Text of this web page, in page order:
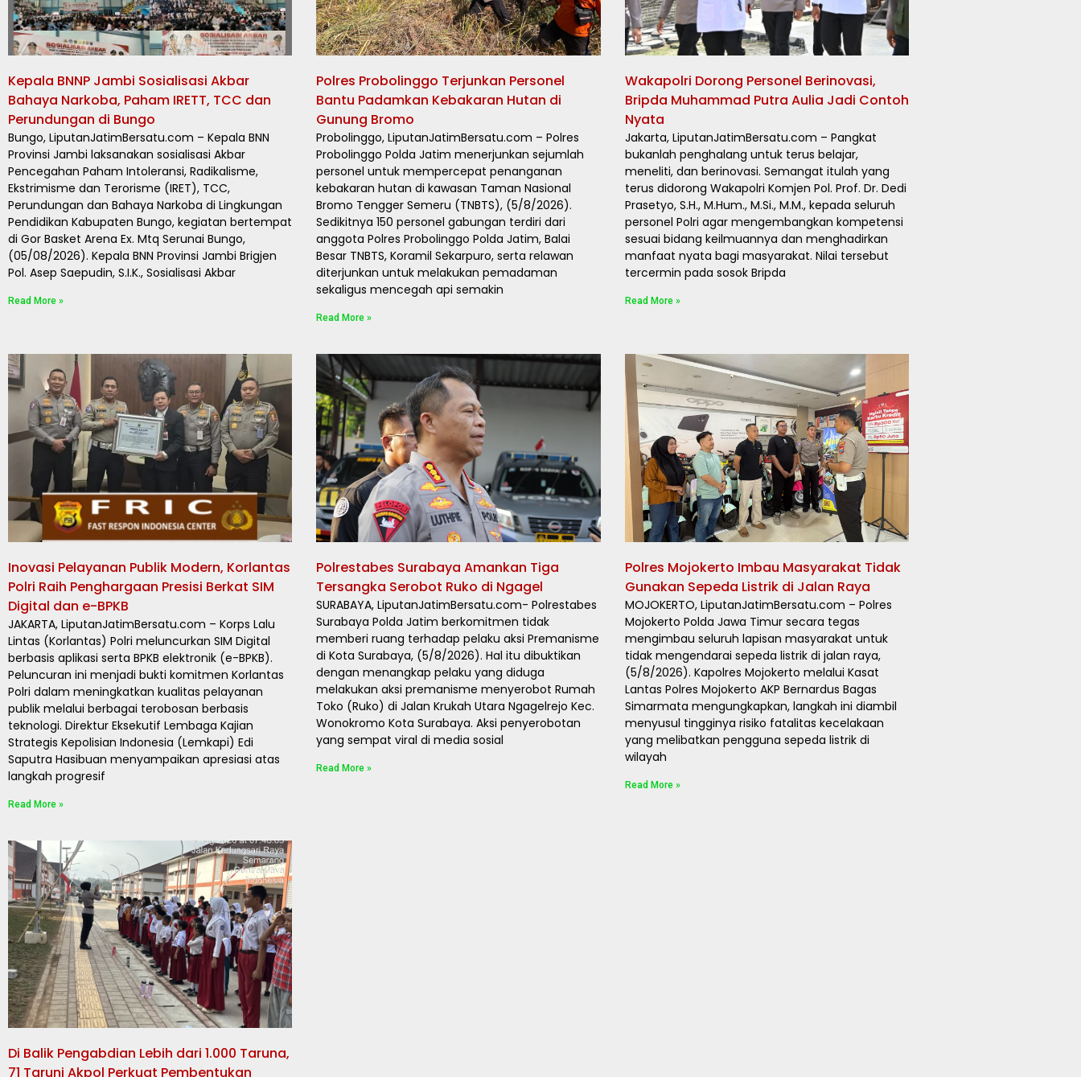
Kepala BNNP Jambi Sosialisasi Akbar
Bahaya Narkoba, Paham IRETT, TCC dan
Perundungan di Bungo
Bungo, LiputanJatimBersatu.com – Kepala BNN
Provinsi Jambi laksanakan sosialisasi Akbar
Pencegahan Paham Intoleransi, Radikalisme,
Ekstrimisme dan Terorisme (IRET), TCC,
Perundungan dan Bahaya Narkoba di Lingkungan
Pendidikan Kabupaten Bungo, kegiatan bertempat
di Gor Basket Arena Ex. Mtq Serunai Bungo,
(05/08/2026). Kepala BNN Provinsi Jambi Brigjen
Pol. Asep Saepudin, S.I.K., Sosialisasi Akbar
Read More »
Polres Probolinggo Terjunkan Personel
Bantu Padamkan Kebakaran Hutan di
Gunung Bromo
Probolinggo, LiputanJatimBersatu.com – Polres
Probolinggo Polda Jatim menerjunkan sejumlah
personel untuk mempercepat penanganan
kebakaran hutan di kawasan Taman Nasional
Bromo Tengger Semeru (TNBTS), (5/8/2026).
Sedikitnya 150 personel gabungan terdiri dari
anggota Polres Probolinggo Polda Jatim, Balai
Besar TNBTS, Koramil Sekarpuro, serta relawan
diterjunkan untuk melakukan pemadaman
sekaligus mencegah api semakin
Read More »
Wakapolri Dorong Personel Berinovasi,
Bripda Muhammad Putra Aulia Jadi Contoh
Nyata
Jakarta, LiputanJatimBersatu.com – Pangkat
bukanlah penghalang untuk terus belajar,
meneliti, dan berinovasi. Semangat itulah yang
terus didorong Wakapolri Komjen Pol. Prof. Dr. Dedi
Prasetyo, S.H., M.Hum., M.Si., M.M., kepada seluruh
personel Polri agar mengembangkan kompetensi
sesuai bidang keilmuannya dan menghadirkan
manfaat nyata bagi masyarakat. Nilai tersebut
tercermin pada sosok Bripda
Read More »
Inovasi Pelayanan Publik Modern, Korlantas
Polri Raih Penghargaan Presisi Berkat SIM
Digital dan e-BPKB
JAKARTA, LiputanJatimBersatu.com – Korps Lalu
Lintas (Korlantas) Polri meluncurkan SIM Digital
berbasis aplikasi serta BPKB elektronik (e-BPKB).
Peluncuran ini menjadi bukti komitmen Korlantas
Polri dalam meningkatkan kualitas pelayanan
publik melalui berbagai terobosan berbasis
teknologi. Direktur Eksekutif Lembaga Kajian
Strategis Kepolisian Indonesia (Lemkapi) Edi
Saputra Hasibuan menyampaikan apresiasi atas
langkah progresif
Read More »
Polrestabes Surabaya Amankan Tiga
Tersangka Serobot Ruko di Ngagel
SURABAYA, LiputanJatimBersatu.com- Polrestabes
Surabaya Polda Jatim berkomitmen tidak
memberi ruang terhadap pelaku aksi Premanisme
di Kota Surabaya, (5/8/2026). Hal itu dibuktikan
dengan menangkap pelaku yang diduga
melakukan aksi premanisme menyerobot Rumah
Toko (Ruko) di Jalan Krukah Utara Ngagelrejo Kec.
Wonokromo Kota Surabaya. Aksi penyerobotan
yang sempat viral di media sosial
Read More »
Polres Mojokerto Imbau Masyarakat Tidak
Gunakan Sepeda Listrik di Jalan Raya
MOJOKERTO, LiputanJatimBersatu.com – Polres
Mojokerto Polda Jawa Timur secara tegas
mengimbau seluruh lapisan masyarakat untuk
tidak mengendarai sepeda listrik di jalan raya,
(5/8/2026). Kapolres Mojokerto melalui Kasat
Lantas Polres Mojokerto AKP Bernardus Bagas
Simarmata mengungkapkan, langkah ini diambil
menyusul tingginya risiko fatalitas kecelakaan
yang melibatkan pengguna sepeda listrik di
wilayah
Read More »
Di Balik Pengabdian Lebih dari 1.000 Taruna,
71 Taruni Akpol Perkuat Pembentukan